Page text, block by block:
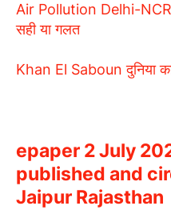
Air Pollution Delhi-
सही या गलत
Khan El Saboun दुनिया
epaper 2 July
published and
Jaipur Rajasthan